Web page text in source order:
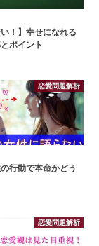
い！】幸せになれる
ポイント
恋愛問題解析
行動で本命かどう
恋愛問題解析